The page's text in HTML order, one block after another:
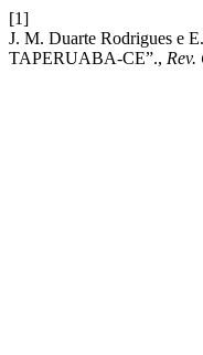
[1]
J. M. Duarte Rodrigues
TAPERUABA-CE”.,